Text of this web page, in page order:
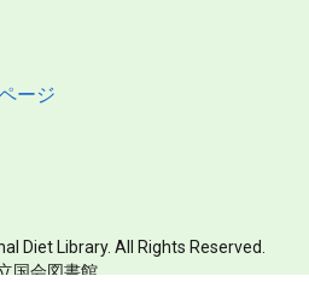
ージ
Diet Library. All Rights Reserved.